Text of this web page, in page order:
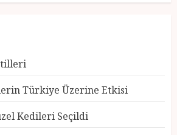
Türkiye Üzerine Etkisi
Kedileri Seçildi